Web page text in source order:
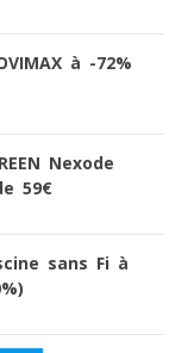
à -72%
Nexode
59€
sans Fi à